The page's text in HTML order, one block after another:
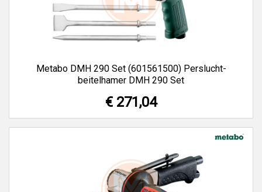
Metabo DMH 290 Set (601561500) Perslucht-
beitelhamer DMH 290 Set
€ 271,04